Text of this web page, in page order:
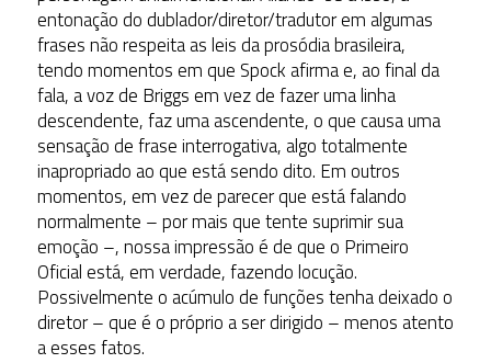
entonação do dublador/diretor/tradutor em algumas
frases não respeita as leis da prosódia brasileira,
tendo momentos em que Spock afirma e, ao final da
fala, a voz de Briggs em vez de fazer uma linha
descendente, faz uma ascendente, o que causa uma
sensação de frase interrogativa, algo totalmente
inapropriado ao que está sendo dito. Em outros
momentos, em vez de parecer que está falando
normalmente – por mais que tente suprimir sua
emoção –, nossa impressão é de que o Primeiro
Oficial está, em verdade, fazendo locução.
Possivelmente o acúmulo de funções tenha deixado o
diretor – que é o próprio a ser dirigido – menos atento
a esses fatos.